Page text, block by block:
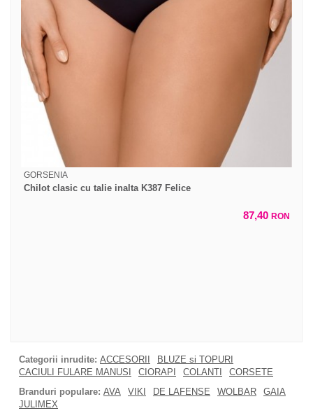
GORSENIA
Chilot clasic cu talie inalta K387 Felice
87,40 RON
Categorii inrudite: ACCESORII
BLUZE si TOPURI
CACIULI FULARE MANUSI
CIORAPI COLANTI
CORSETE
Branduri populare: AVA VIKI DE LAFENSE WOLBAR
GAIA
JULIMEX